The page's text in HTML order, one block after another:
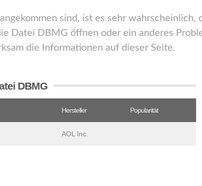
sind, ist es sehr wahrscheinlich,
Datei DBMG öffnen oder ein anderes
die Informationen auf dieser Seite.
DBMG
Hersteller Popularität
AOL Inc.